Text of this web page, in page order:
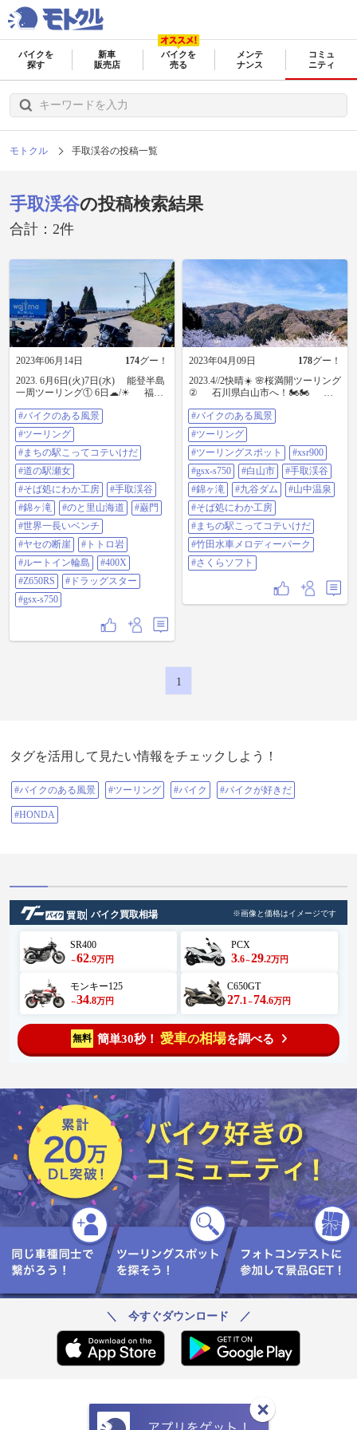
バイクを
探す
新車
販売店
バイクを
売る
メンテ
ナンス
コミュ
ニティ
モトクル 手取渓谷の投稿一覧
手取渓谷の投稿検索結果
合計：2件
2023年06月14日 174グー！
2023. 6月6日(火)7日(水) 能登半島
一周ツーリング① 6日☁/☀ 福井
仲間と最高でした！🏍🏍🏍🏍 #バ
イクのある風景 #ツーリング #まち
の駅こってコテいけだ #道の駅瀬女
#そば処にわか工房 #手取渓谷 #錦
ヶ滝 #のと里山海道 #巌門 #世界一
長いベンチ #ヤセの断崖 #トトロ岩
#ルートイン輪島 #400X #Z650RS #
ドラッグスター 1100 #gsx-s750
#バイクのある風景
#ツーリング
#まちの駅こってコテいけだ
#道の駅瀬女
#そば処にわか工房
#手取渓谷
#錦ヶ滝
#のと里山海道
#巌門
#世界一長いベンチ
#ヤセの断崖
#トトロ岩
#ルートイン輪島
#400X
#Z650RS
#ドラッグスター
#gsx-s750
2023年04月09日 178グー！
2023.4//2快晴☀️ 🌸桜満開ツーリング
② 石川県白山市へ！🏍🏍 白
👍 最高に気持ち良かった〜！🏍
😄 #バイクのある風景 #ツーリング
#ツーリングスポット #xsr900 #gsx-
s750 #白山市 #手取渓谷 #錦ヶ滝 #九
谷ダム #山中温泉 #そば処にわか工
房 #まちの駅こってコテいけだ #竹
田水車メロディーパーク #さくらソ
フト
#バイクのある風景
#ツーリング
#ツーリングスポット
#xsr900
#gsx-s750
#白山市
#手取渓谷
#錦ヶ滝
#九谷ダム
#山中温泉
#そば処にわか工房
#まちの駅こってコテいけだ
#竹田水車メロディーパーク
#さくらソフト
1
タグを活用して見たい情報をチェックしよう！
#バイクのある風景 #ツーリング #バイク #バイクが好きだ
#HONDA
バイク買取相場 ※画像と価格はイメージです
SR400
～62.9万円
PCX
3.6～29.2万円
モンキー125
～34.8万円
C650GT
27.1 ～ 74.6万円
無料 簡単30秒！ 愛車の相場を調べる
＼ 今すぐダウンロード ／